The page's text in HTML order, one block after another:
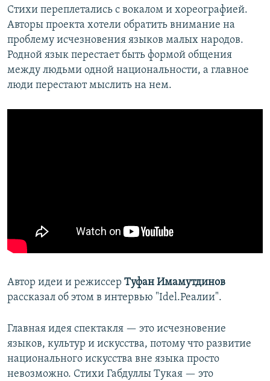
Стихи переплетались с вокалом и хореографией.
Авторы проекта хотели обратить внимание на
проблему исчезновения языков малых народов.
Родной язык перестает быть формой общения
между людьми одной национальности, а главное
люди перестают мыслить на нем.
Автор идеи и режиссер Туфан Имамутдинов
рассказал об этом в интервью "Idel.Реалии".
Главная идея спектакля — это исчезновение
языков, культур и искусства, потому что развитие
национального искусства вне языка просто
невозможно. Стихи Габдуллы Тукая — это